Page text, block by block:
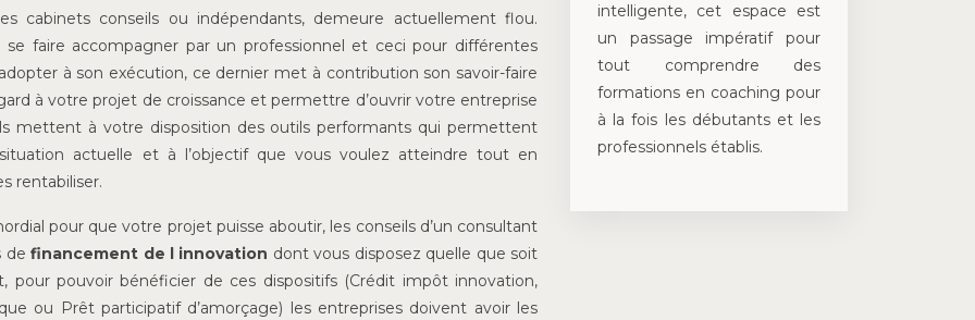
cabinets conseils ou indépendants, demeure actuellement flou.
faire accompagner par un professionnel et ceci pour différentes
à son exécution, ce dernier met à contribution son savoir-faire
à votre projet de croissance et permettre d’ouvrir votre entreprise
mettent à votre disposition des outils performants qui permettent
actuelle et à l’objectif que vous voulez atteindre tout en
rentabiliser.
pour que votre projet puisse aboutir, les conseils d’un consultant
definancement de l innovation dont vous disposez quelle que soit
pouvoir bénéficier de ces dispositifs (Crédit impôt innovation,
ou Prêt participatif d’amorçage) les entreprises doivent avoir les
intelligente, cet espace est
un passage impératif pour
tout comprendre des
formations en coaching pour
à la fois les débutants et les
professionnels établis.